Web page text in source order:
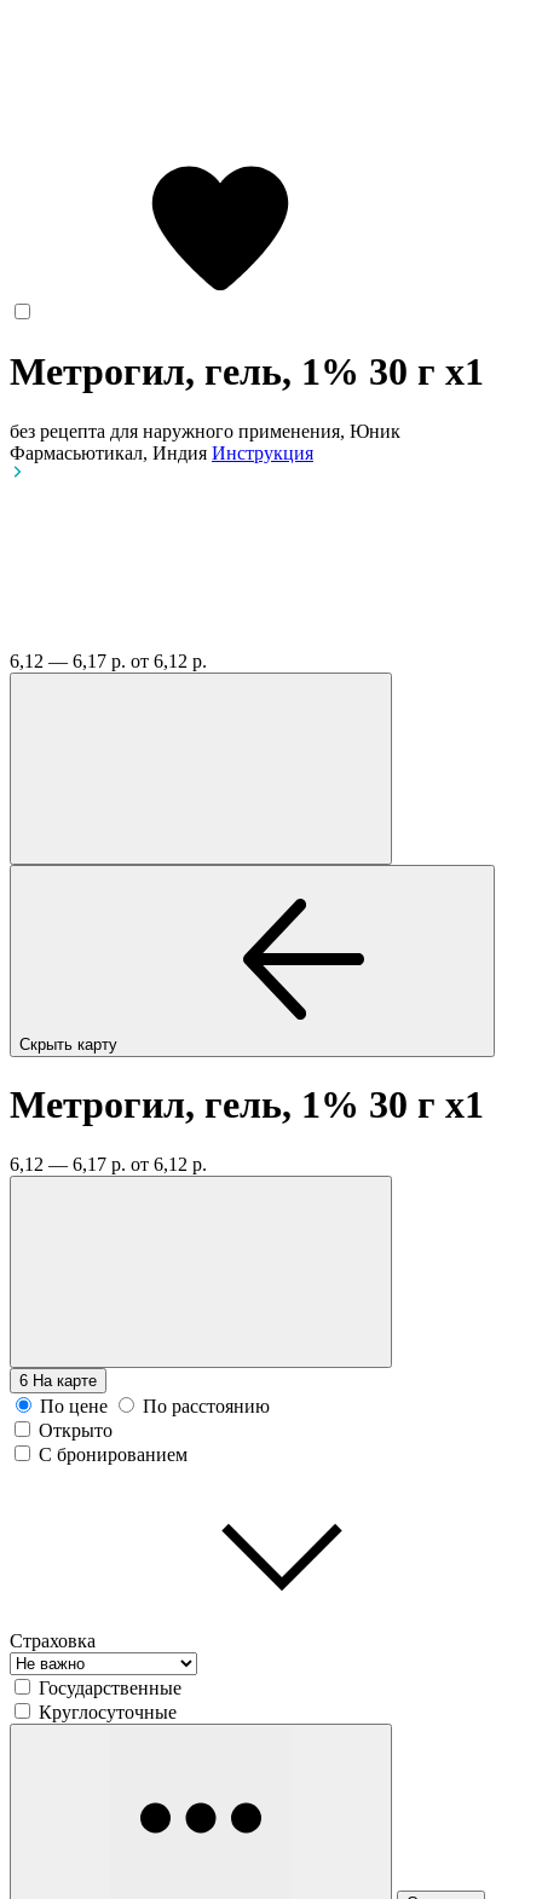
Метрогил, гель, 1% 30 г x1
без рецепта для наружного применения, Юник
Фармасьютикал, Индия Инструкция
6,12 — 6,17 р. от 6,12 р.
Скрыть карту
Метрогил, гель, 1% 30 г x1
6,12 — 6,17 р. от 6,12 р.
6 На карте
По цене
По расстоянию
Открыто
С бронированием
Страховка
Государственные
Круглосуточные